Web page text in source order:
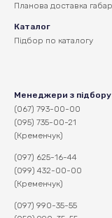
Планова доставка
Каталог
Підбор по каталогу
Менеджери з підбору
(067) 793-00-00
(095) 735-00-21
(Кременчук)
(097) 625-16-44
(099) 432-00-00
(Кременчук)
(097) 990-35-55